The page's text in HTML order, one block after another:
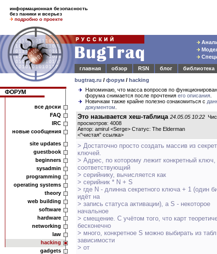
информационная безопасность
без паники и всерьез
подробно о проекте
главная
обзор RSN блог
библиотека
bugtraq.ru / форум / hacking
ФОРУМ
все доски
FAQ
IRC
новые сообщения
site updates
guestbook
beginners
sysadmin
programming
operating systems
theory
web building
software
hardware
networking
law
hacking
gadgets
Напоминаю, что масса вопросов по
форума снимается после прочтения его описания
Новичкам также крайне полезно ознакомиться с
документом
Это называется хеш-таблица 24.05.05 10:22
просмотров: 4008
Автор: amirul <Serge> Статус: The Elderman
<"чистая" ссылка>
> Достаточно просто создать массив из
ключей.
> Адрес, по которому лежит конкретный ключ,
соответствующий
> серийнику, вычисляется как
> серийник * N + S
> где N - длинна секретного ключа + 1 (один
идёт на
> запись статуса активации), а S - некоторое
начальное
> смещение. С учётом того, что карт
бесконечно
> много, конкретное S можно выбирать из
зависимости
> от